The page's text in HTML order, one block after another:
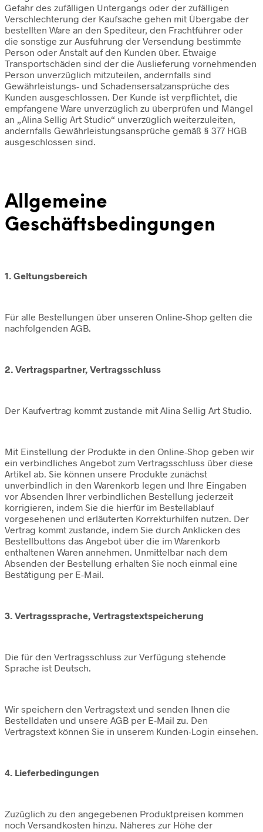
Gefahr des zufälligen Untergangs oder der zufälligen
Verschlechterung der Kaufsache gehen mit Übergabe der
bestellten Ware an den Spediteur, den Frachtführer oder
die sonstige zur Ausführung der Versendung bestimmte
Person oder Anstalt auf den Kunden über. Etwaige
Transportschäden sind der die Auslieferung vornehmenden
Person unverzüglich mitzuteilen, andernfalls sind
Gewährleistungs- und Schadensersatzansprüche des
Kunden ausgeschlossen. Der Kunde ist verpflichtet, die
empfangene Ware unverzüglich zu überprüfen und Mängel
an „Alina Sellig Art Studio“ unverzüglich weiterzuleiten,
andernfalls Gewährleistungsansprüche gemäß § 377 HGB
ausgeschlossen sind.
Allgemeine
Geschäftsbedingungen
1. Geltungsbereich
Für alle Bestellungen über unseren Online-Shop gelten die
nachfolgenden AGB.
2. Vertragspartner, Vertragsschluss
Der Kaufvertrag kommt zustande mit Alina Sellig Art Studio.
Mit Einstellung der Produkte in den Online-Shop geben wir
ein verbindliches Angebot zum Vertragsschluss über diese
Artikel ab. Sie können unsere Produkte zunächst
unverbindlich in den Warenkorb legen und Ihre Eingaben
vor Absenden Ihrer verbindlichen Bestellung jederzeit
korrigieren, indem Sie die hierfür im Bestellablauf
vorgesehenen und erläuterten Korrekturhilfen nutzen. Der
Vertrag kommt zustande, indem Sie durch Anklicken des
Bestellbuttons das Angebot über die im Warenkorb
enthaltenen Waren annehmen. Unmittelbar nach dem
Absenden der Bestellung erhalten Sie noch einmal eine
Bestätigung per E-Mail.
3. Vertragssprache, Vertragstextspeicherung
Die für den Vertragsschluss zur Verfügung stehende
Sprache ist Deutsch.
Wir speichern den Vertragstext und senden Ihnen die
Bestelldaten und unsere AGB per E-Mail zu. Den
Vertragstext können Sie in unserem Kunden-Login einsehen.
4. Lieferbedingungen
Zuzüglich zu den angegebenen Produktpreisen kommen
noch Versandkosten hinzu. Näheres zur Höhe der